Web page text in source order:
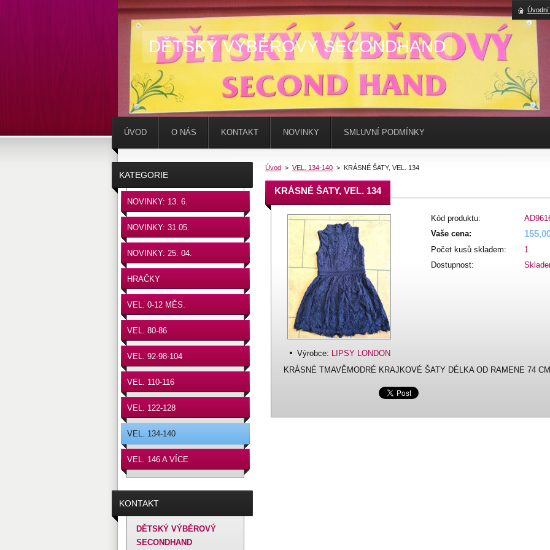
DĚTSKÝ VÝBĚROVÝ SECONDHAND
Úvod > VEL. 134-140 > KRÁSNÉ ŠATY, VEL. 134
KRÁSNÉ ŠATY, VEL. 134
Kód produktu:
Vaše cena:
Počet kusů skladem:
1
Dostupnost:
Výrobce: LIPSY LONDON
KRÁSNÉ TMAVĚMODRÉ KRAJKOVÉ ŠATY DÉLKA OD RAMENE 74
KATEGORIE
NOVINKY: 13. 6.
NOVINKY: 31.05.
NOVINKY: 25. 04.
HRAČKY
VEL. 0-12 MĚS.
VEL. 80-86
VEL. 92-98-104
VEL. 110-116
VEL. 122-128
VEL. 134-140
VEL. 146 A VÍCE
KONTAKT
DĚTSKÝ VÝBĚROVÝ
SECONDHAND
ÚVOD O NÁS KONTAKT NOVINKY SMLUVNÍ PODMÍNKY